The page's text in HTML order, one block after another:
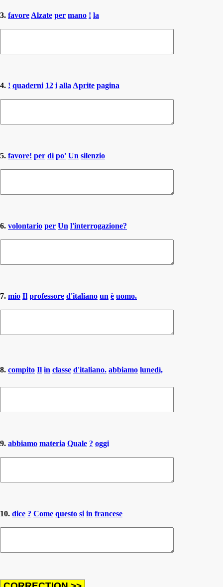
3. favore Alzate per mano ! la
4. ! quaderni 12 i alla Aprite pagina
5. favore! per di po' Un silenzio
6. volontario per Un l'interrogazione?
7. mio Il professore d'italiano un è uomo.
8. compito Il in classe d'italiano. abbiamo lunedì,
9. abbiamo materia Quale ? oggi
10. dice ? Come questo si in francese